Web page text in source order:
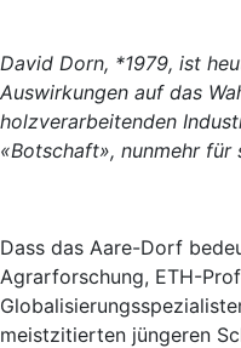
David Dorn, *1979, ist
Auswirkungen auf das
holzverarbeitenden
«Botschaft», nunmehr für
Dass das Aare-Dorf
Agrarforschung, ETH-
meistzitierten jüngeren